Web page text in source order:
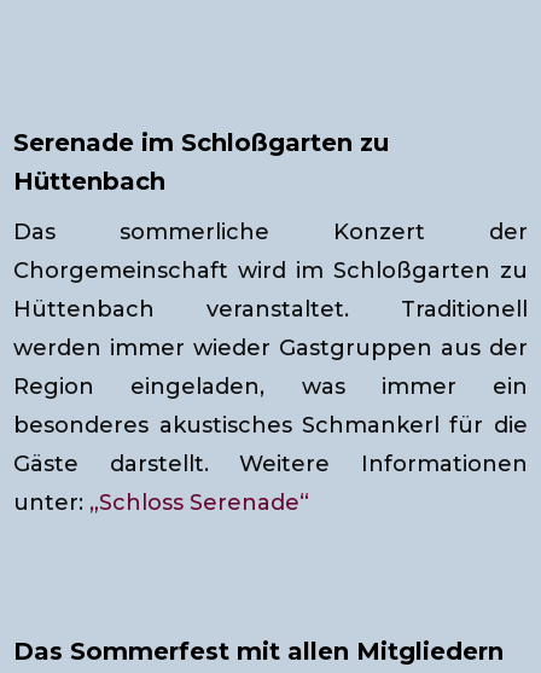
Serenade im Schloßgarten zu
Hüttenbach
Das sommerliche Konzert der
Chorgemeinschaft wird im Schloßgarten zu
Hüttenbach veranstaltet. Traditionell
werden immer wieder Gastgruppen aus der
Region eingeladen, was immer ein
besonderes akustisches Schmankerl für die
Gäste darstellt. Weitere Informationen
unter: „Schloss Serenade“
Das Sommerfest mit allen Mitgliedern